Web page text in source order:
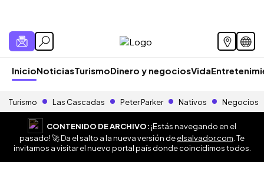
InicioNoticiasTurismoDinero y negociosVida
Turismo Las Cascadas Peter Parker Nativos Negocios
CONTENIDO DE ARCHIVO:¡Estás navegando en el
pasado! 🚀 Da el salto a la nueva versión deelsalvador.com . Te
invitamos a visitar el nuevo portal país donde coincidimos todos.